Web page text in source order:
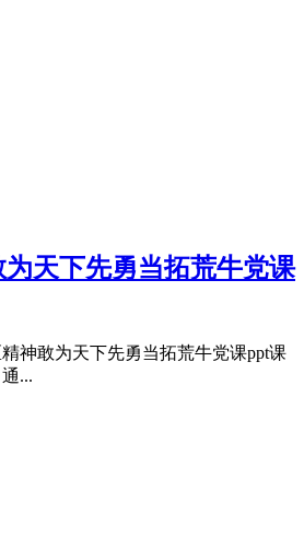
天下先勇当拓荒牛党课
神敢为天下先勇当拓荒牛党课ppt课
...